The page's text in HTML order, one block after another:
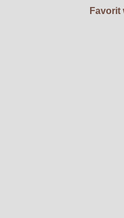
Favorit